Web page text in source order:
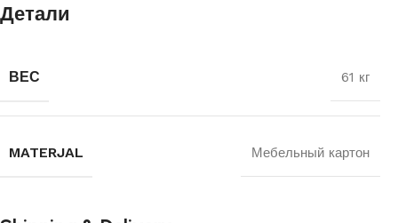
Детали
ВЕС 61 кг
MATERJAL Мебельный картон